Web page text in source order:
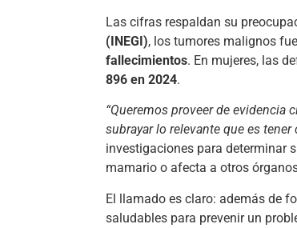
Las cifras respaldan su
(INEGI), los tumores malignos
fallecimientos. En mujeres, las
896 en 2024.
“Queremos proveer de evidencia
subrayar lo relevante que es tener
investigaciones para determinar
mamario o afecta a otros
El llamado es claro: además de
saludables para prevenir un